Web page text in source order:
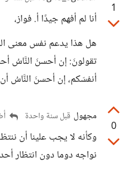
1
أنا لم أفهم جيدًا أ. فواز،
هل هذا يدعم نفس معنى
تقولونَ: إن أحسنَ النَّاسُ
أنفسَكم، إن أحسنَ النَّاسُ
0
مجهول قبل سنة واحدة
وكأنه لا يجب علينا أن
نواجه دوما دون انتظار